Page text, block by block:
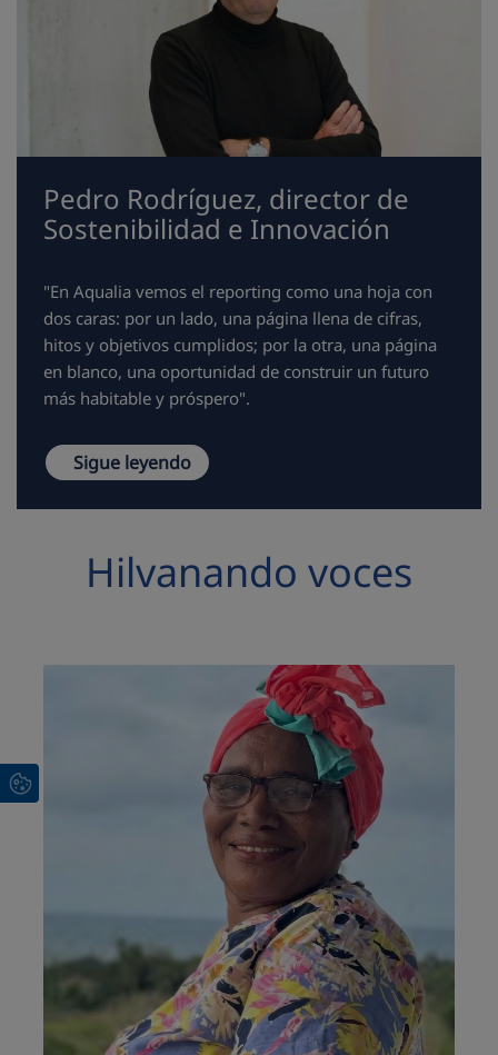
Pedro Rodríguez, director de
Sostenibilidad e Innovación
"En Aqualia vemos el reporting como una hoja con
dos caras: por un lado, una página llena de cifras,
hitos y objetivos cumplidos; por la otra, una página
en blanco, una oportunidad de construir un futuro
más habitable y próspero".
Sigue leyendo
Hilvanando voces